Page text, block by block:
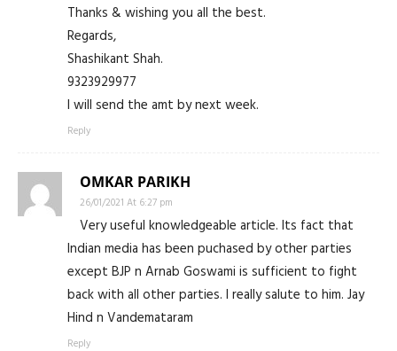
Thanks & wishing you all the best.
Regards,
Shashikant Shah.
9323929977
I will send the amt by next week.
Reply
OMKAR PARIKH
26/01/2021 At 6:27 pm
Very useful knowledgeable article. Its fact that
Indian media has been puchased by other parties
except BJP n Arnab Goswami is sufficient to fight
back with all other parties. I really salute to him. Jay
Hind n Vandemataram
Reply